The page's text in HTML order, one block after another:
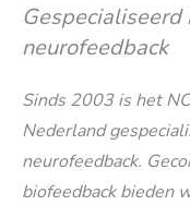
Gespecialiseerd
neurofeedback
Sinds 2003 is het
Nederland
neurofeedback.
biofeedback bieden